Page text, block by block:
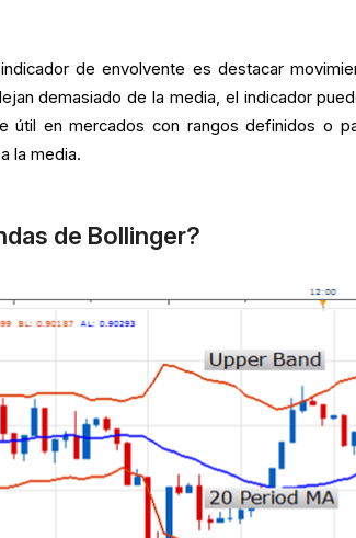
de envolvente es destacar
demasiado de la media, el indicador
útil en mercados con rangos definidos o
la media.
de Bollinger?